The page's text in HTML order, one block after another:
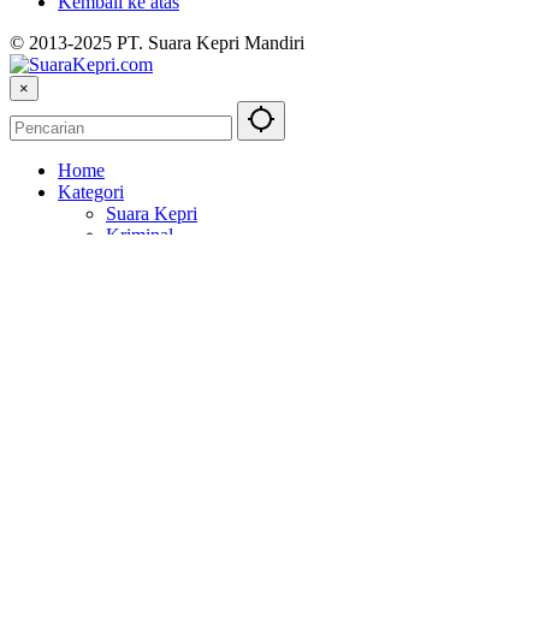
© 2013-2025 PT. Suara Kepri Mandiri
×
Home
Kategori
Suara Kepri
Kriminal